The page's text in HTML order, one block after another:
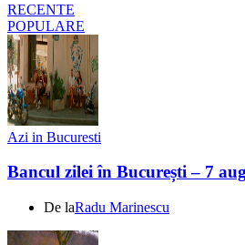
RECENTE
POPULARE
Azi in Bucuresti
Bancul zilei în București – 7
De laRadu Marinescu